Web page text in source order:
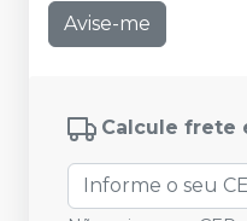
Avise-me
Calcule frete